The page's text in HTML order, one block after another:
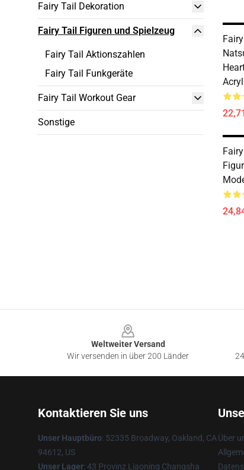
Fairy Tail Dekoration
Fairy Tail Figuren und Spielzeug
Fairy Tail Aktionszahlen
Fairy Tail Funkgeräte
Fairy Tail Workout Gear
Sonstige
Weltweiter Versand
Wir versenden in über 200 Länder
Kontaktieren Sie uns
Unser Hauptbüro: 52335 Broadway, Oakland, CA
94612, US
Unser Lager: 43 Provinz Liaoning Changsha
Über